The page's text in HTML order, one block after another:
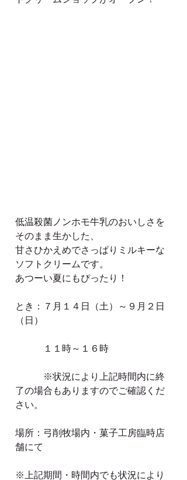
低温殺菌ノンホモ牛乳のおいしさを
そのまま生かした、
甘さひかえめでさっぱりミルキーな
ソフトクリームです。
あつーい夏にもぴったり！
とき：７月１４日（土）～９月２日
（日）
１１時～１６時
※状況により上記時間内に終
了の場合もありますのでご確認くだ
さい。
場所：弓削牧場内・菓子工房臨時店
舗にて
※上記期間・時間内でも状況により